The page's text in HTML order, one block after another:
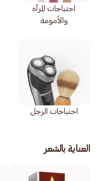
احتياجات المرأة
والأمومة
احتياجات الرجل
العناية بالشعر